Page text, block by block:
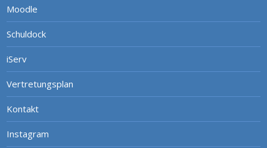
Moodle
Schuldock
iServ
Vertretungsplan
Kontakt
Instagram